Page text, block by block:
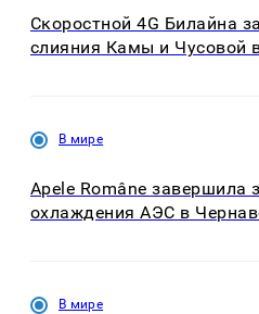
Скоростной 4G Билайна
слияния Камы и Чусовой
В мире
Apele Române завершила
охлаждения АЭС в
В мире